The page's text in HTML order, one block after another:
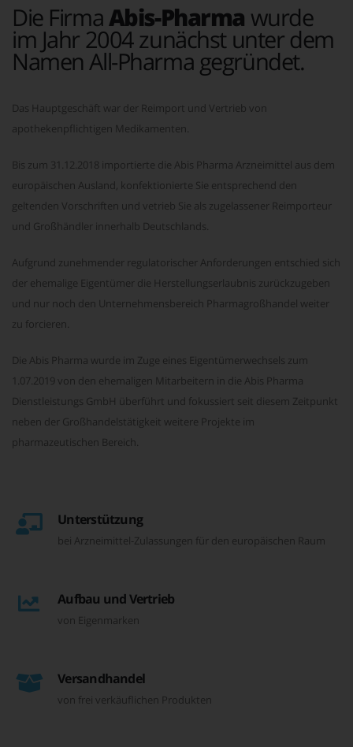
Die Firma Abis-Pharma wurde
im Jahr 2004 zunächst unter dem
Namen All-Pharma gegründet.
Das Hauptgeschäft war der Reimport und Vertrieb von
apothekenpflichtigen Medikamenten.
Bis zum 31.12.2018 importierte die Abis Pharma Arzneimittel aus dem
europäischen Ausland, konfektionierte Sie entsprechend den
geltenden Vorschriften und vetrieb Sie als zugelassener Reimporteur
und Großhändler innerhalb Deutschlands.
Aufgrund zunehmender regulatorischer Anforderungen entschied sich
der ehemalige Eigentümer die Herstellungserlaubnis zurückzugeben
und nur noch den Unternehmensbereich Pharmagroßhandel weiter
zu forcieren.
Die Abis Pharma wurde im Zuge eines Eigentümerwechsels zum
1.07.2019 von den ehemaligen Mitarbeitern in die Abis Pharma
Dienstleistungs GmbH überführt und fokussiert seit diesem Zeitpunkt
neben der Großhandelstätigkeit weitere Projekte im
pharmazeutischen Bereich.
Unterstützung
bei Arzneimittel-Zulassungen für den europäischen Raum
Aufbau und Vertrieb
von Eigenmarken
Versandhandel
von frei verkäuflichen Produkten